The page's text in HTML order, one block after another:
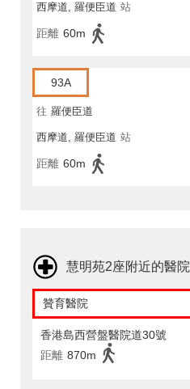
西摩道, 羅便臣道 站
距離 60m
93A
往 羅便臣道
西摩道, 羅便臣道 站
距離 60m
慧明苑2座附近的醫院
贊育醫院
香港島西營盤醫院道30號
距離 870m